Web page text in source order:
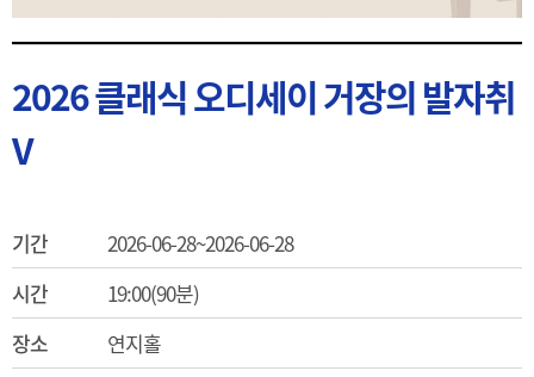
2026 클래식 오디세이 거장의 발자취
V
기간
2026-06-28~2026-06-28
시간
19:00(90분)
장소
연지홀